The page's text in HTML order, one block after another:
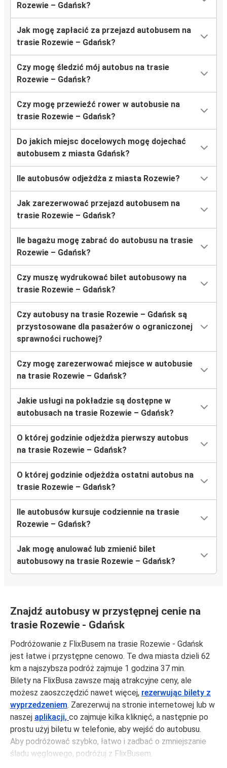
Rozewie – Gdańsk?
Jak mogę zapłacić za przejazd autobusem na
trasie Rozewie – Gdańsk?
Czy mogę śledzić mój autobus na trasie
Rozewie – Gdańsk?
Czy mogę przewieźć rower w autobusie na
trasie Rozewie – Gdańsk?
Do jakich miejsc docelowych mogę dojechać
autobusem z miasta Gdańsk?
Ile autobusów odjeżdża z miasta Rozewie?
Jak zarezerwować przejazd autobusem na
trasie Rozewie – Gdańsk?
Ile bagażu mogę zabrać do autobusu na trasie
Rozewie – Gdańsk?
Czy muszę wydrukować bilet autobusowy na
trasie Rozewie – Gdańsk?
Czy autobusy na trasie Rozewie – Gdańsk są
przystosowane dla pasażerów o ograniczonej
sprawności ruchowej?
Czy mogę zarezerwować miejsce w autobusie
na trasie Rozewie – Gdańsk?
Jakie usługi na pokładzie są dostępne w
autobusach na trasie Rozewie – Gdańsk?
O której godzinie odjeżdża pierwszy autobus
na trasie Rozewie – Gdańsk?
O której godzinie odjeżdża ostatni autobus na
trasie Rozewie – Gdańsk?
Ile autobusów kursuje codziennie na trasie
Rozewie – Gdańsk?
Jak mogę anulować lub zmienić bilet
autobusowy na trasie Rozewie – Gdańsk?
Znajdź autobusy w przystępnej cenie na
trasie Rozewie - Gdańsk
Podróżowanie z FlixBusem na trasie Rozewie - Gdańsk
jest łatwe i przystępne cenowo. Te dwa miasta dzieli 62
km a najszybsza podróż zajmuje 1 godzina 37 min.
Bilety na FlixBusa zawsze mają atrakcyjne ceny, ale
możesz zaoszczędzić nawet więcej, rezerwując bilety z
wyprzedzeniem. Zarezerwuj na stronie internetowej lub w
naszej aplikacji, co zajmuje kilka kliknięć, a następnie po
prostu użyj biletu w telefonie, aby wejść do autobusu.
Aby podróżować szybko, łatwo i zadbać o zmniejszanie
śladu węglowego, podróżuj z FlixBusem.